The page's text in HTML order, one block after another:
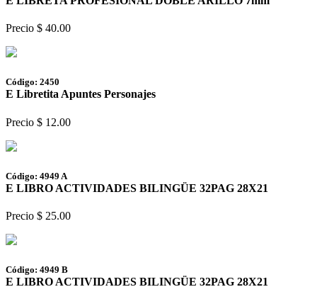
Precio $ 40.00
Código: 2450
E Libretita Apuntes Personajes
Precio $ 12.00
Código: 4949 A
E LIBRO ACTIVIDADES BILINGÜE 32PAG 28X21
Precio $ 25.00
Código: 4949 B
E LIBRO ACTIVIDADES BILINGÜE 32PAG 28X21